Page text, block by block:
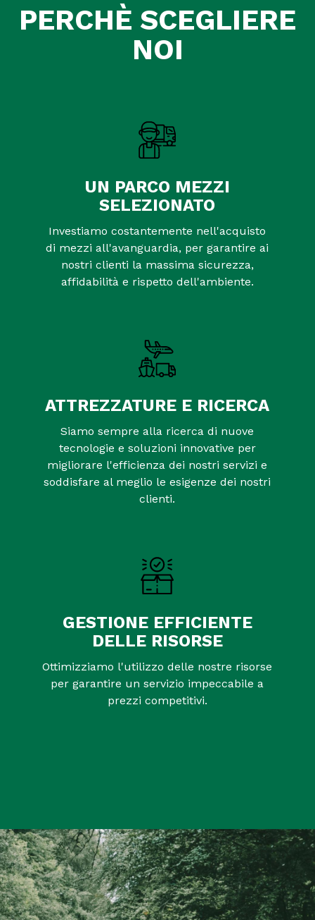
PERCHÈ SCEGLIERE
NOI
UN PARCO MEZZI
SELEZIONATO
Investiamo costantemente nell'acquisto
di mezzi all'avanguardia, per garantire ai
nostri clienti la massima sicurezza,
affidabilità e rispetto dell'ambiente.
ATTREZZATURE E RICERCA
Siamo sempre alla ricerca di nuove
tecnologie e soluzioni innovative per
migliorare l'efficienza dei nostri servizi e
soddisfare al meglio le esigenze dei nostri
clienti.
GESTIONE EFFICIENTE
DELLE RISORSE
Ottimizziamo l'utilizzo delle nostre risorse
per garantire un servizio impeccabile a
prezzi competitivi.